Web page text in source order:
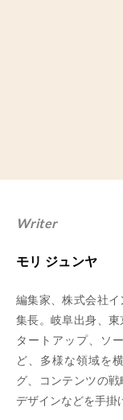
Writer
モリ ジュンヤ
編集家、株式会社
集長。岐阜出身、
タートアップ、ソ
ど、多様な領域を
グ、コンテンツの
デザインなどを手掛